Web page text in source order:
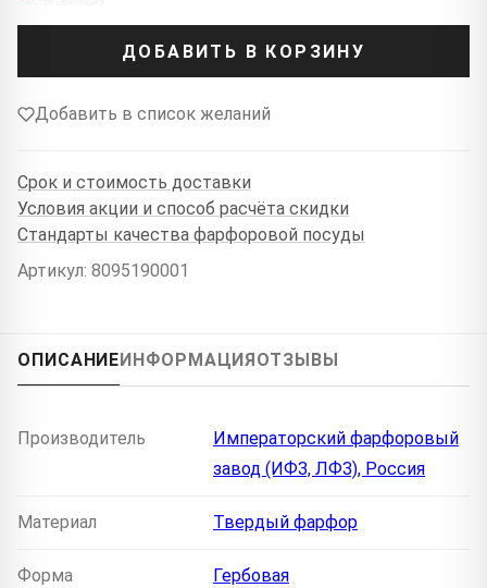
ДОБАВИТЬ В КОРЗИНУ
Добавить в список желаний
Срок и стоимость доставки
Условия акции и способ расчёта скидки
Стандарты качества фарфоровой посуды
Артикул: 8095190001
ОПИСАНИЕ ИНФОРМАЦИЯ ОТЗЫВЫ
Производитель
Императорский фарфоровый
завод (ИФЗ, ЛФЗ), Россия
Материал Твердый фарфор
Форма Гербовая